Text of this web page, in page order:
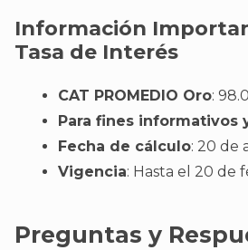
Información
Tasa de Interés
CAT PROMEDIO Oro:
Para fines informativos
Fecha de cálculo: 20 de
Vigencia: Hasta el 20 de
Preguntas y